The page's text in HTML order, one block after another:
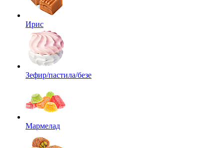
Ирис
Зефир/пастила/безе
Мармелад